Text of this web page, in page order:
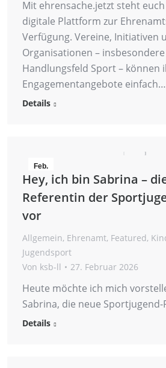
Mit ehrensache.jetzt steht
digitale Plattform zur
Verfügung. Vereine, Initiativen
Organisationen –
Handlungsfeld Sport – können
Engagementangebote einfach…
Details
Feb.
27
2026
Hey, ich bin Sabrina –
Referentin der
vor
Allgemein, Ehrenamt, Featured,
Jugendsport
Von ksb-ll 27. Februar 2026
Heute möchte ich mich
Sabrina, die neue
Details